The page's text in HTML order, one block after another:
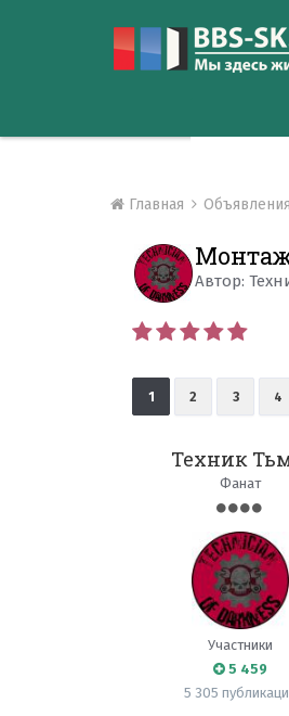
Главная Объявления
Автор:
1 2 3 4
Техник
Фанат
Участники
5 459
5 305